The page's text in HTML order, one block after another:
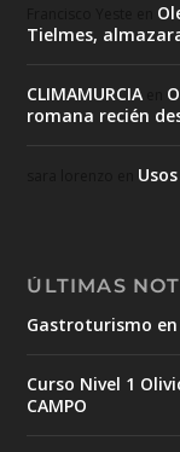
Tielmes,
CLIMAMURCIA
romana recién
ÚLTIMAS
Gastroturismo
Curso Nivel 1
CAMPO